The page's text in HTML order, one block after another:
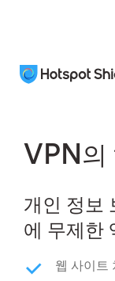
VPN의
개인 정보
에 무제한
웹 사이트